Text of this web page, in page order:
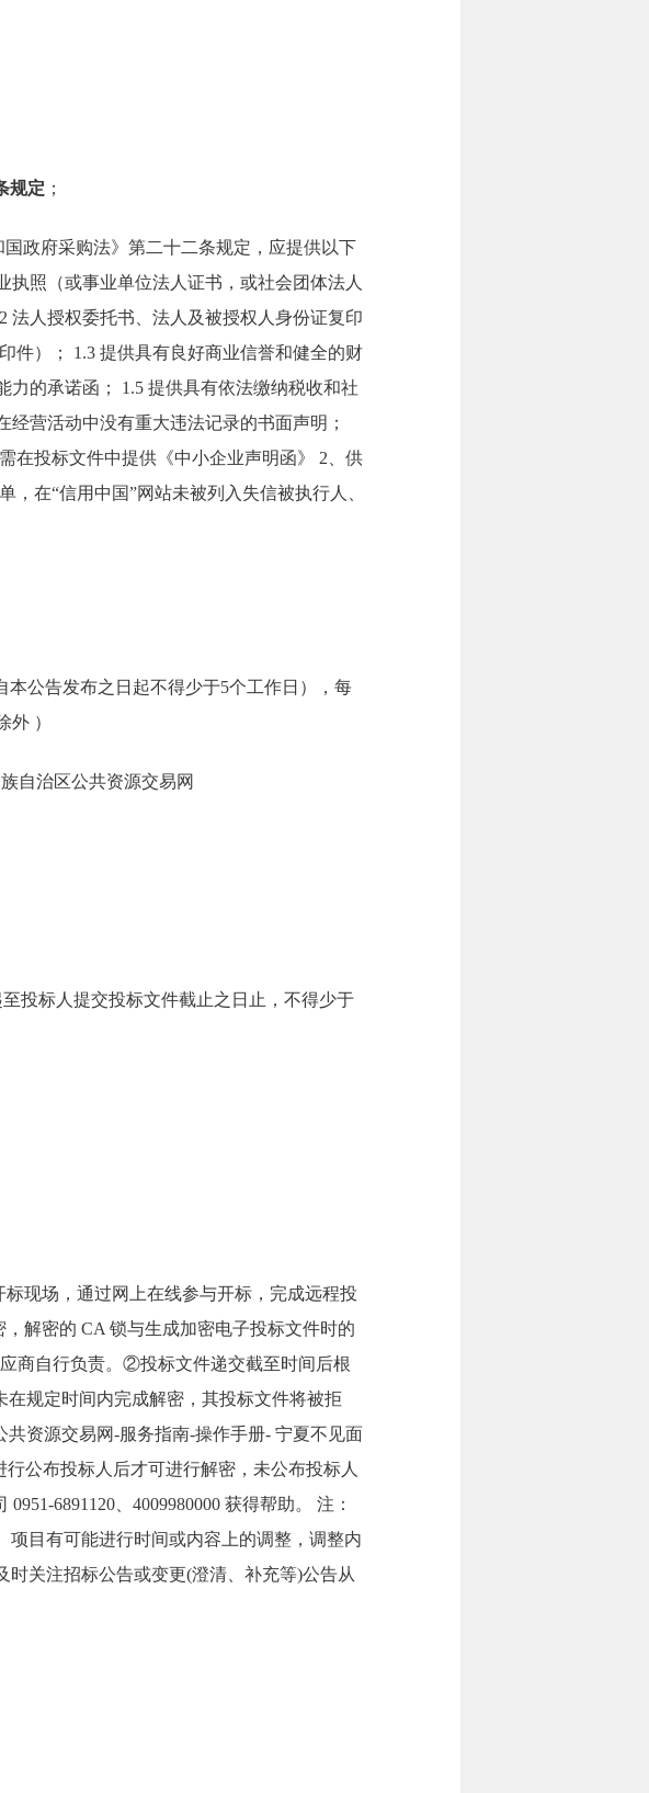
规定 ；
国政府采购法》第二十二条规定，应提供以下
照（或事业单位法人证书，或社会团体法人
法人授权委托书、法人及被授权人身份证复印
件）； 1.3 提供具有良好商业信誉和健全的财
的承诺函； 1.5 提供具有依法缴纳税收和社
营活动中没有重大违法记录的书面声明；
在投标文件中提供《中小企业声明函》 2、供
在“信用中国”网站未被列入失信被执行人、
本公告发布之日起不得少于5个工作日），每
外 ）
自治区公共资源交易网
投标人提交投标文件截止之日止，不得少于
现场，通过网上在线参与开标，完成远程投
解密的 CA 锁与生成加密电子投标文件时的
商自行负责。②投标文件递交截至时间后根
规定时间内完成解密，其投标文件将被拒
资源交易网-服务指南-操作手册- 宁夏不见面
公布投标人后才可进行解密，未公布投标人
6891120、4009980000 获得帮助。 注：
项目有可能进行时间或内容上的调整，调整内
关注招标公告或变更(澄清、补充等)公告从